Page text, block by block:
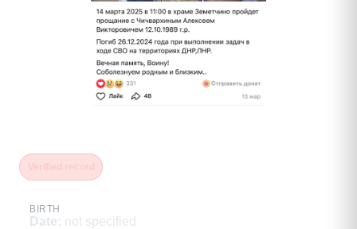
BIRTH
Date: not specified